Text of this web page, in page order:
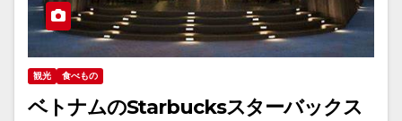
観光 食べもの
ベトナムのStarbucksスターバックス